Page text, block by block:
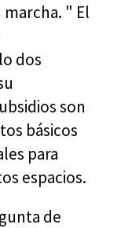
" El
dos
son
básicos
para
espacios.
de